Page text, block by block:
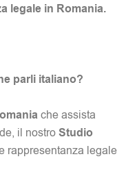
legale in Romania.
parli italiano?
che assista
il nostroStudio
rappresentanza legale